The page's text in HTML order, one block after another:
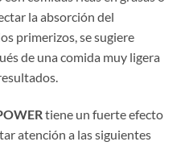
la absorción del
primerizos, se sugiere
de una comida muy ligera
​ tiene un fuerte efecto
atención a las siguientes